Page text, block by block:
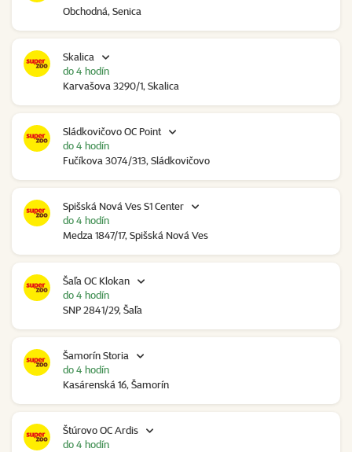
Obchodná, Senica
Skalica
Karvašova 3290/1, Skalica
do 4 hodín
Sládkovičovo OC Point
Fučíkova 3074/313, Sládkovičovo
do 4 hodín
Spišská Nová Ves S1 Center
Medza 1847/17, Spišská Nová Ves
do 4 hodín
Šaľa OC Klokan
SNP 2841/29, Šaľa
do 4 hodín
Šamorín Storia
Kasárenská 16, Šamorín
do 4 hodín
Štúrovo OC Ardis
do 4 hodín